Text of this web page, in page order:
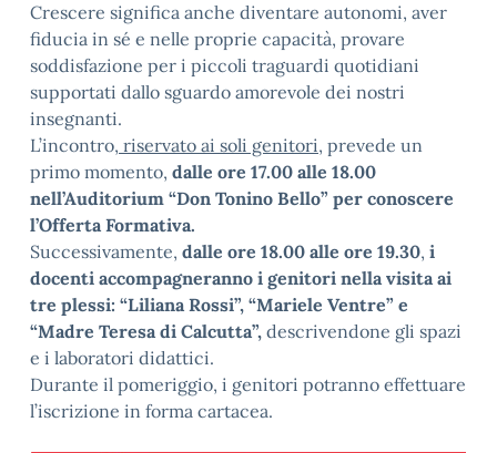
Crescere significa anche diventare autonomi, aver
fiducia in sé e nelle proprie capacità, provare
soddisfazione per i piccoli traguardi quotidiani
supportati dallo sguardo amorevole dei nostri
insegnanti.
L’incontro, riservato ai soli genitori, prevede un
primo momento, dalle ore 17.00 alle 18.00
nell’Auditorium “Don Tonino Bello” per conoscere
l’Offerta Formativa.
Successivamente, dalle ore 18.00 alle ore 19.30, i
docenti accompagneranno i genitori nella visita ai
tre plessi: “Liliana Rossi”, “Mariele Ventre” e
“Madre Teresa di Calcutta”, descrivendone gli spazi
e i laboratori didattici.
Durante il pomeriggio, i genitori potranno effettuare
l’iscrizione in forma cartacea.